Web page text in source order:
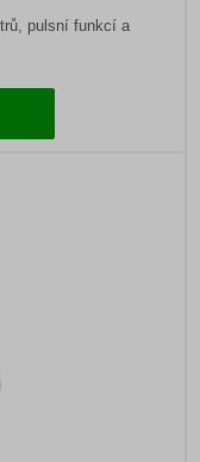
pulsní funkcí a